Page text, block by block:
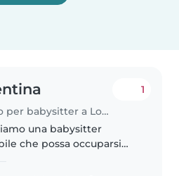
Lavoro per babysitter a Loreto
1
una babysitter
che possa occuparsi
Deve essere a suo agio